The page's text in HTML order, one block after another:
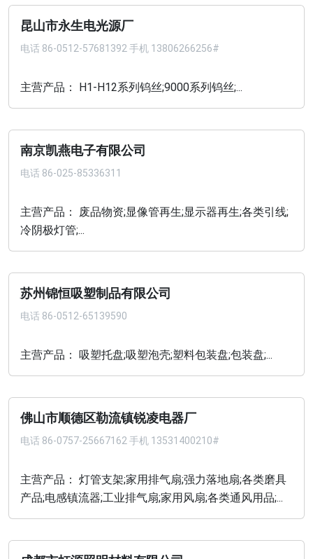
昆山市永生电光源厂
电话 86-0512-57681392 手机 13806266256#
主营产品： H1-H12系列钨丝;9000系列钨丝;...
南京凯燕电子有限公司
电话 86-025-85336311
主营产品： 废品物资;显像管再生;显示器再生;各类引线;
冷阴极灯管;...
苏州锦恒吸塑制品有限公司
电话 86-0512-65139590
主营产品： 吸塑托盘;吸塑泡壳;塑料包装盘;包装盘;...
佛山市顺德区勒流镇锐凌电器厂
电话 86-0757-25667162 手机 13531400210#
主营产品： 灯管支架;家用排气扇;强力落地扇;各类磨具
产品;电感镇流器;工业排气扇;家用风扇;各类通风用品;...